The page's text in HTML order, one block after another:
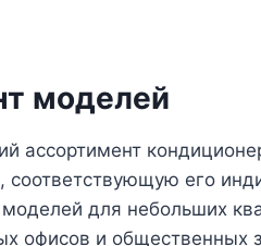
моделей
ассортимент
его
для небольших
офисов и общественных